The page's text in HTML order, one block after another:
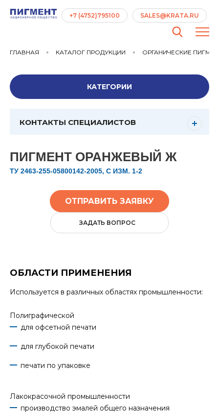
ГЛАВНАЯ КАТАЛОГ ПРОДУКЦИИ ОРГАНИЧЕСКИЕ
КАТЕГОРИИ
КОНТАКТЫ СПЕЦИАЛИСТОВ
ПИГМЕНТ ОРАНЖЕВЫЙ Ж
ТУ 2463-255-05800142-2005, С ИЗМ. 1-2
ОТПРАВИТЬ ЗАЯВКУ
ЗАДАТЬ ВОПРОС
ОБЛАСТИ ПРИМЕНЕНИЯ
Используется в различных областях промышленности:
Полиграфической
для офсетной печати
для глубокой печати
печати по упаковке
Лакокрасочной промышленности
производство эмалей общего назначения